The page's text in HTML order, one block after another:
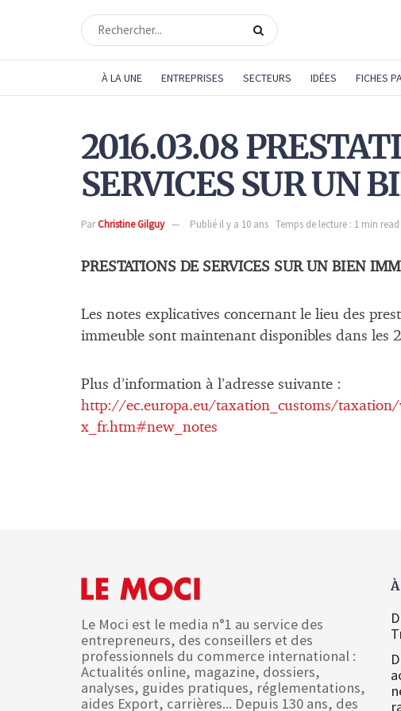
À LA UNE ENTREPRISES SECTEURS IDÉES FICHES
2016.03.08
SERVICES SUR UN
ParChristine Gilguy Publié il y a 10 ans Temps de lecture : 1 min read
PRESTATIONS DE SERVICES SUR UN BIEN
Les notes explicatives concernant le lieu des
immeuble sont maintenant disponibles dans les
Plus d’information à l’adresse suivante :
http://ec.europa.eu/taxation_customs/
x_fr.htm#new_notes
Le Moci est le media n°1 au service des
entrepreneurs, des conseillers et des
professionnels du commerce international :
Actualités online, magazine, dossiers,
analyses, guides pratiques, réglementations,
aides Export, carrières... Depuis 130 ans, des